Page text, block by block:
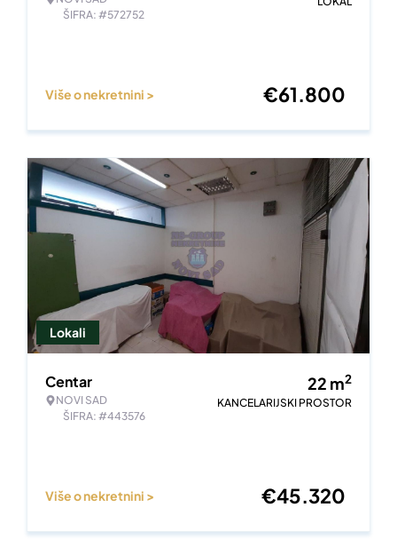
ŠIFRA: #572752
Više o nekretnini > €61.800
Lokali
Centar
NOVI SAD
ŠIFRA: #443576
22 m2
KANCELARIJSKI PROSTOR
Više o nekretnini > €45.320